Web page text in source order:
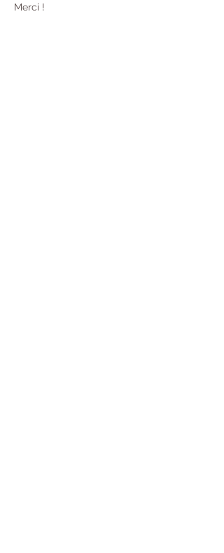
Merci !